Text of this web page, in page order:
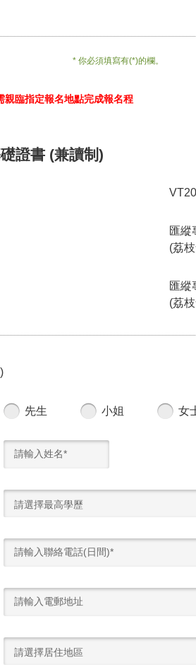
* 你必須填寫有(*)的欄。
親臨指定報名地點完成報名程
證書 (兼讀制)
匯縱
(荔
匯縱
(荔
先生 小姐 女
請選擇最高學歷
請選擇居住地區